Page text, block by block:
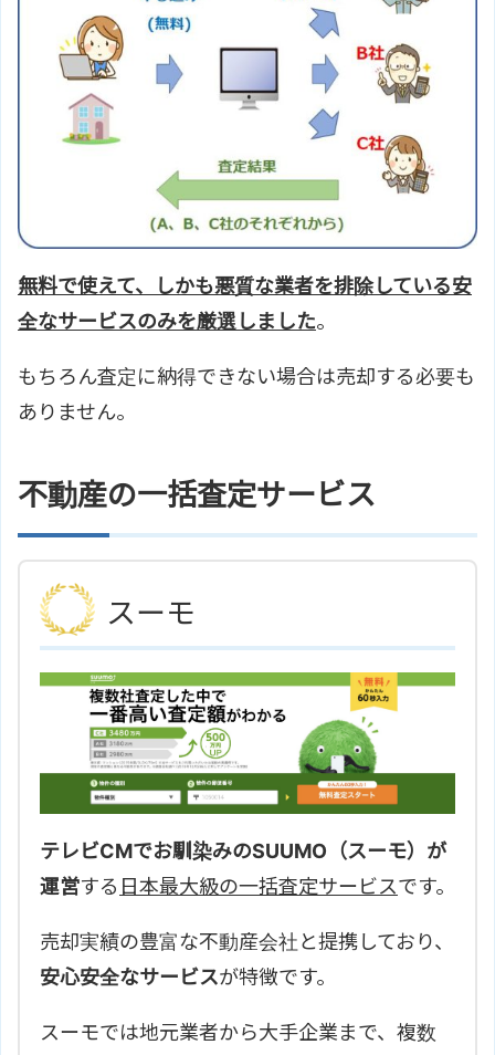
無料で使えて、しかも悪質な業者を排除している安
全なサービスのみを厳選しました。
もちろん査定に納得できない場合は売却する必要も
ありません。
不動産の一括査定サービス
スーモ
テレビCMでお馴染みのSUUMO（スーモ）が
運営する 日本最大級の一括査定サービスです。
売却実績の豊富な不動産会社と提携しており、
安心安全なサービスが特徴です。
スーモでは地元業者から大手企業まで、複数